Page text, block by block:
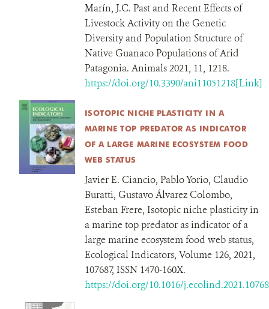
Marín, J.C. Past and Recent Effects of
Livestock Activity on the Genetic
Diversity and Population Structure of
Native Guanaco Populations of Arid
Patagonia. Animals 2021, 11, 1218.
https://doi.org/10.3390/ani11051218[Link]
ISOTOPIC NICHE PLASTICITY IN A
MARINE TOP PREDATOR AS INDICATOR
OF A LARGE MARINE ECOSYSTEM FOOD
WEB STATUS
Javier E. Ciancio, Pablo Yorio, Claudio
Buratti, Gustavo Álvarez Colombo,
Esteban Frere, Isotopic niche plasticity in
a marine top predator as indicator of a
large marine ecosystem food web status,
Ecological Indicators, Volume 126, 2021,
107687, ISSN 1470-160X.
https://doi.org/10.1016/